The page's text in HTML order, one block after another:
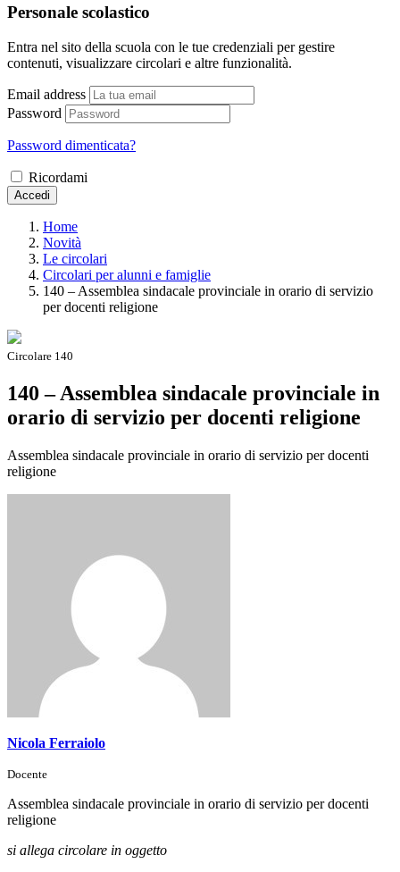
Personale scolastico
Entra nel sito della scuola con le tue credenziali per gestire
contenuti, visualizzare circolari e altre funzionalità.
Email address
Password
Password dimenticata?
Ricordami
Accedi
Home
Novità
Le circolari
Circolari per alunni e famiglie
140 – Assemblea sindacale provinciale in orario di servizio
per docenti religione
Circolare 140
140 – Assemblea sindacale provinciale in
orario di servizio per docenti religione
Assemblea sindacale provinciale in orario di servizio per docenti
religione
Nicola Ferraiolo
Docente
Assemblea sindacale provinciale in orario di servizio per docenti
religione
si allega circolare in oggetto